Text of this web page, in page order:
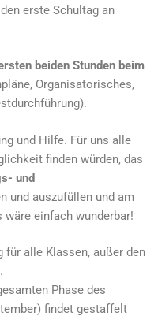
erste Schultag an
beiden Stunden beim
Organisatorisches,
und Hilfe. Für uns alle
finden würden, das
und
und auszufüllen und am
einfach wunderbar!
für alle Klassen, außer den
Phase des
findet gestaffelt